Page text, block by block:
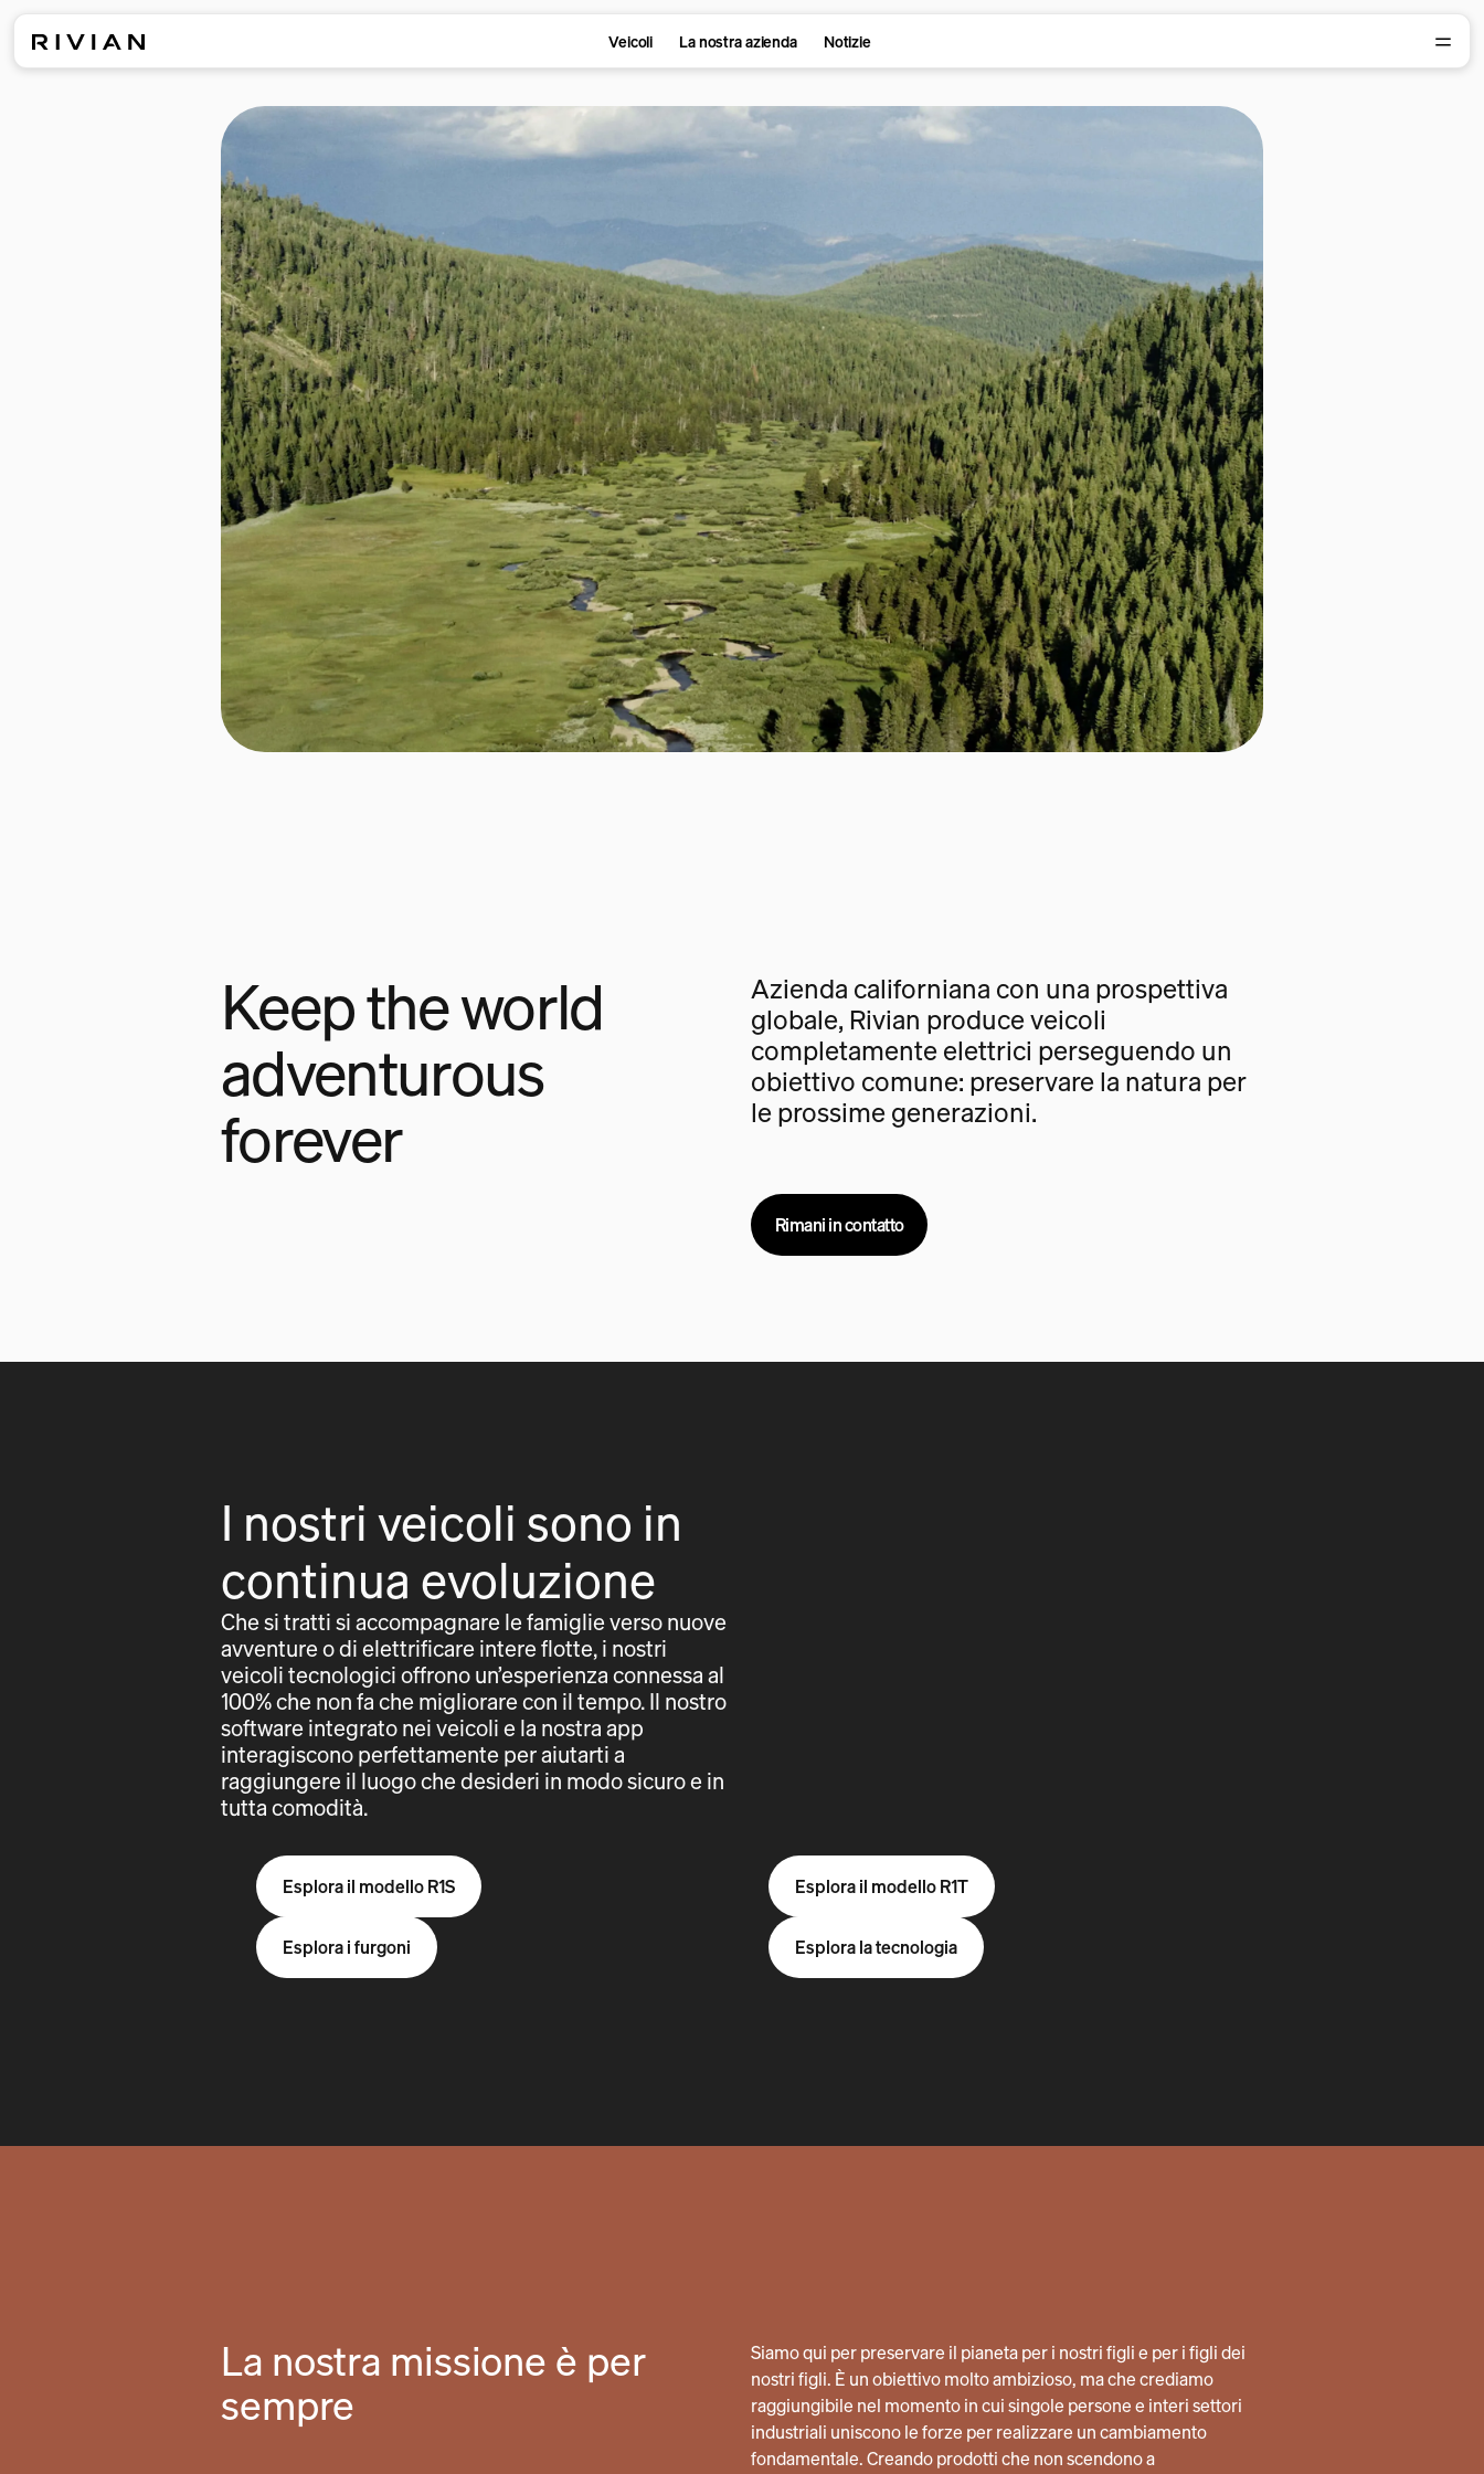
Veicoli La nostra azienda Notizie
Keep the world
adventurous
forever
Azienda californiana con una prospettiva
globale, Rivian produce veicoli
completamente elettrici perseguendo un
obiettivo comune: preservare la natura per
le prossime generazioni.
Rimani in contatto
I nostri veicoli sono in
continua evoluzione
Che si tratti si accompagnare le famiglie verso nuove
avventure o di elettrificare intere flotte, i nostri
veicoli tecnologici offrono un’esperienza connessa al
100% che non fa che migliorare con il tempo. Il nostro
software integrato nei veicoli e la nostra app
interagiscono perfettamente per aiutarti a
raggiungere il luogo che desideri in modo sicuro e in
tutta comodità.
Esplora il modello R1S Esplora il modello R1T
Esplora i furgoni Esplora la tecnologia
La nostra missione è per
sempre
Siamo qui per preservare il pianeta per i nostri figli e per i figli dei
nostri figli. È un obiettivo molto ambizioso, ma che crediamo
raggiungibile nel momento in cui singole persone e interi settori
industriali uniscono le forze per realizzare un cambiamento
fondamentale. Creando prodotti che non scendono a